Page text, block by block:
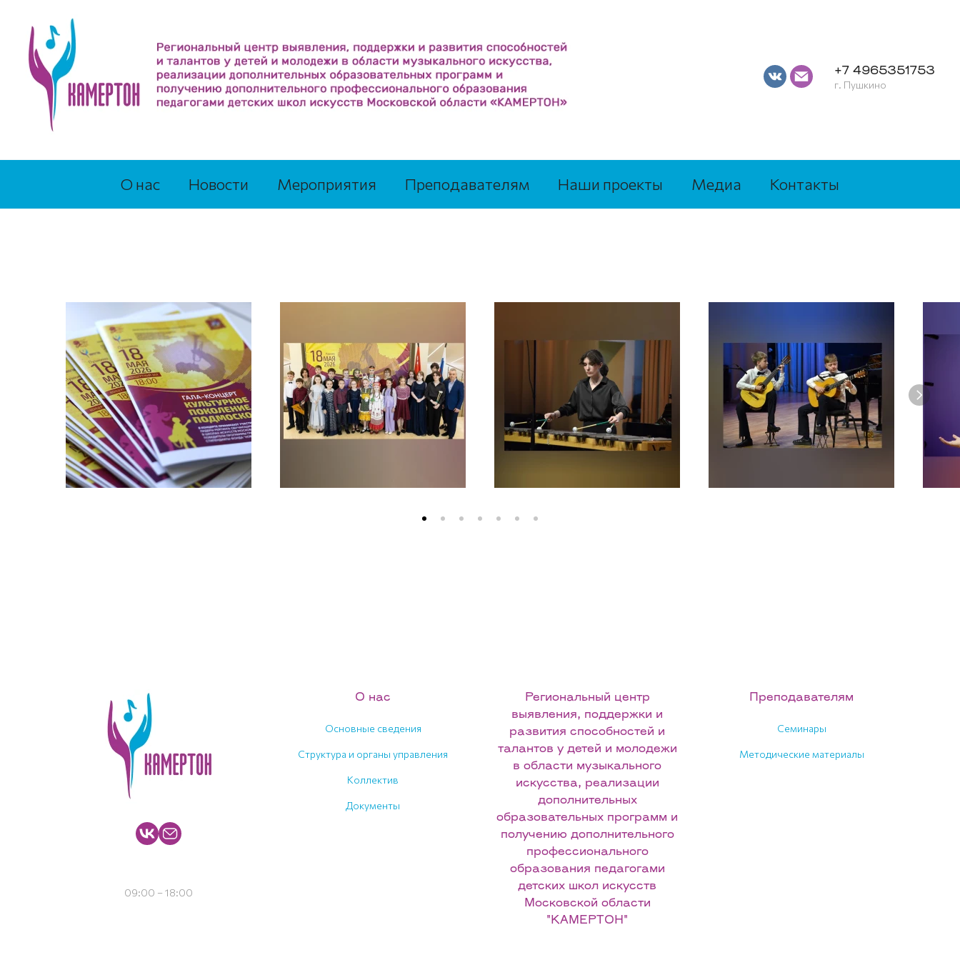
+7 4965351753
г. Пушкино
О нас Новости Мероприятия Преподавателям Наши проекты Медиа Контакты
09:00 – 18:00
О нас
Основные сведения
Структура и органы управления
Коллектив
Документы
Региональный центр
выявления, поддержки и
развития способностей и
талантов у детей и молодежи
в области музыкального
искусства, реализации
дополнительных
образовательных программ и
получению дополнительного
профессионального
образования педагогами
детских школ искусств
Московской области
"КАМЕРТОН"
Преподавателям
Семинары
Методические материалы